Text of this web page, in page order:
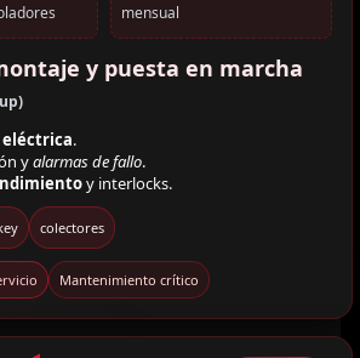
mensual
y puesta en marcha
eléctrica.
yalarmas de fallo.
y interlocks.
colectores
Mantenimiento crítico